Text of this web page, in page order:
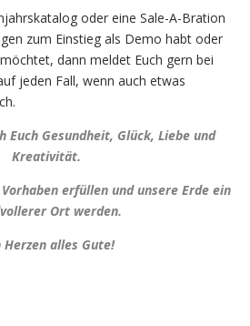
oder eine Sale-A-Bration
zum Einstieg als Demo habt oder
dann meldet Euch gern bei
jeden Fall, wenn auch etwas
Euch Gesundheit, Glück, Liebe und
Kreativität.
erfüllen und unsere Erde ein
Ort werden.
Herzen alles Gute!